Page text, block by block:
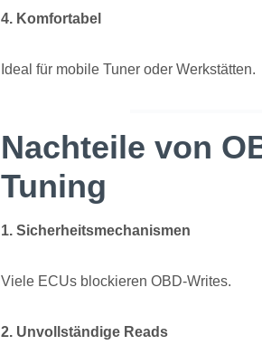
4. Komfortabel
Ideal für mobile Tuner oder Werkstätten.
Nachteile von
Tuning
1. Sicherheitsmechanismen
Viele ECUs blockieren OBD-Writes.
2. Unvollständige Reads